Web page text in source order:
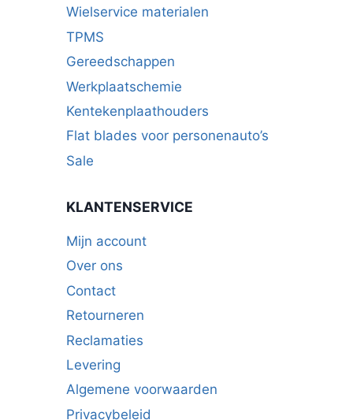
Wielservice materialen
TPMS
Gereedschappen
Werkplaatschemie
Kentekenplaathouders
Flat blades voor personenauto’s
Sale
KLANTENSERVICE
Mijn account
Over ons
Contact
Retourneren
Reclamaties
Levering
Algemene voorwaarden
Privacybeleid